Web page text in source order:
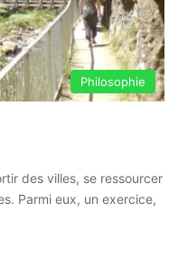
Philosophie
des villes, se ressourcer
Parmi eux, un exercice,